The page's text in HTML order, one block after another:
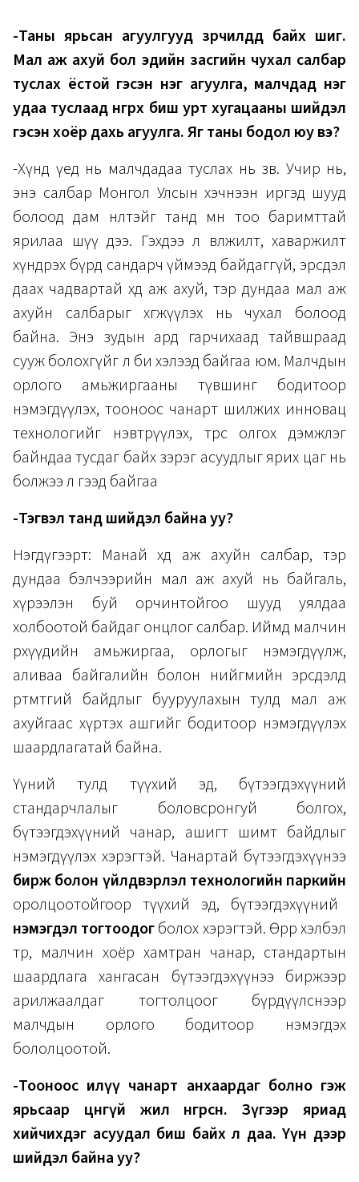
-Таны ярьсан агуулгууд зөрчилдөөд байх шиг.
Мал аж ахуй бол эдийн засгийн чухал салбар
туслах ёстой гэсэн нэг агуулга, малчдад нэг
удаа туслаад өнгөрөх биш урт хугацааны шийдэл
гэсэн хоёр дахь агуулга. Яг таны бодол юу вэ?
-Хүнд үед нь малчдадаа туслах нь зөв. Учир нь,
энэ салбар Монгол Улсын хэчнээн иргэд шууд
болоод дам нөлөөтэйг танд өмнө тоо баримттай
ярилаа шүү дээ. Гэхдээ л өвөлжилт, хаваржилт
хүндрэх бүрд сандарч үймээд байдаггүй, эрсдэл
даах чадвартай хөдөө аж ахуй, тэр дундаа мал аж
ахуйн салбарыг хөгжүүлэх нь чухал болоод
байна. Энэ зудын ард гарчихаад тайвшраад
сууж болохгүйг л би хэлээд байгаа юм. Малчдын
орлого амьжиргааны түвшинг бодитоор
нэмэгдүүлэх, тооноос чанарт шилжих инновац
технологийг нэвтрүүлэх, төрөөс олгох дэмжлэг
байндаа тусдаг байх зэрэг асуудлыг ярих цаг нь
болжээ л гээд байгаа
-Тэгвэл танд шийдэл байна уу?
Нэгдүгээрт: Манай хөдөө аж ахуйн салбар, тэр
дундаа бэлчээрийн мал аж ахуй нь байгаль,
хүрээлэн буй орчинтойгоо шууд уялдаа
холбоотой байдаг онцлог салбар. Иймд малчин
өрхүүдийн амьжиргаа, орлогыг нэмэгдүүлж,
аливаа байгалийн болон нийгмийн эрсдэлд
өртөмтгий байдлыг бууруулахын тулд мал аж
ахуйгаас хүртэх ашгийг бодитоор нэмэгдүүлэх
шаардлагатай байна.
Үүний тулд түүхий эд, бүтээгдэхүүний
стандарчлалыг боловсронгуй болгох,
бүтээгдэхүүний чанар, ашигт шимт байдлыг
нэмэгдүүлэх хэрэгтэй. Чанартай бүтээгдэхүүнээ
бирж болон үйлдвэрлэл технологийн паркийн
оролцоотойгоор түүхий эд, бүтээгдэхүүний
нэмэгдэл тогтоодогболох хэрэгтэй. Өөрөөр хэлбэл
төр, малчин хоёр хамтран чанар, стандартын
шаардлага хангасан бүтээгдэхүүнээ биржээр
арилжаалдаг тогтолцоог бүрдүүлснээр
малчдын орлого бодитоор нэмэгдэх
бололцоотой.
-Тооноос илүү чанарт анхаардаг болно гэж
ярьсаар цөөнгүй жил өнгөрсөн. Зүгээр яриад
хийчихдэг асуудал биш байх л даа. Үүн дээр
шийдэл байна уу?